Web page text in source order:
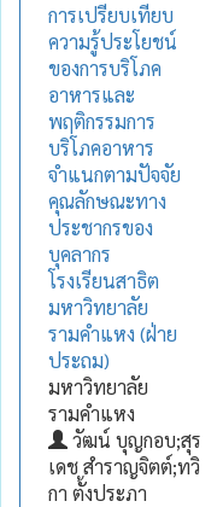
การเปรียบเทียบ
ความรู้ประโยชน์
ของการบริโภค
อาหารและ
พฤติกรรมการ
บริโภคอาหาร
จำแนกตามปัจจัย
คุณลักษณะทาง
ประชากรของ
บุคลากร
โรงเรียนสาธิต
มหาวิทยาลัย
รามคำแหง (ฝ่าย
ประถม)
มหาวิทยาลัย
รามคำแหง
วัฒน์ บุญกอบ;สุร
เดช สำราญจิตต์;ทวิ
กา ตั้งประภา